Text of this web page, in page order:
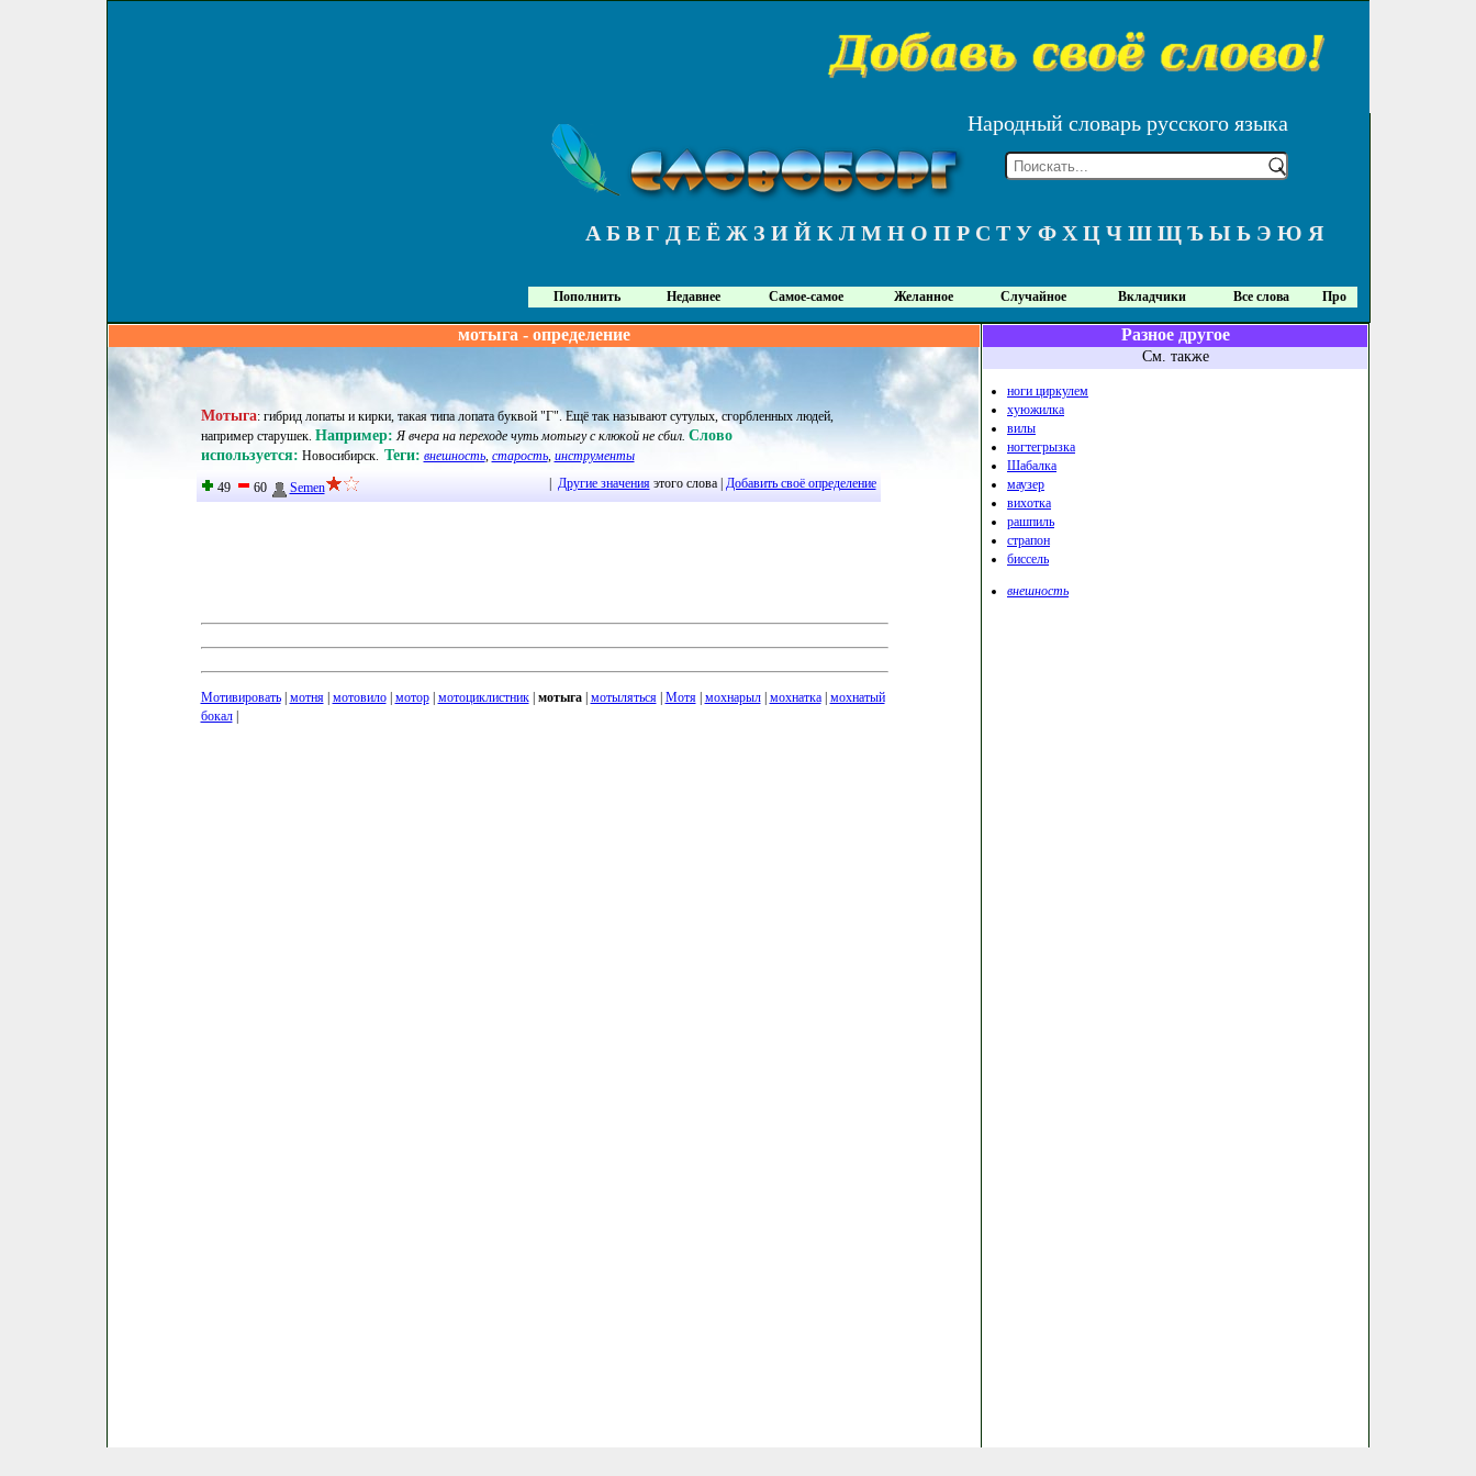
Народный словарь русского языка
А Б В Г Д Е Ё Ж З И Й К Л М Н О П Р С Т У Ф Х Ц Ч Ш Щ Ъ Ы Ь Э Ю Я
Пополнить Недавнее Самое-самое Желанное Случайное Вкладчики Все слова Про
мотыга - определение
Мотыга: гибрид лопаты и кирки, такая типа лопата буквой "Г". Ещё так называют сутулых, сгорбленных людей,
например старушек. Например: Я вчера на переходе чуть мотыгу с клюкой не сбил. Слово
используется: Новосибирск. Теги: внешность, старость, инструменты
49 60 Semen Другие значенияэтого слова | Добавить своё определение
Мотивировать| мотня| мотовило| мотор| мотоциклистник| мотыга| мотыляться| Мотя| мохнарыл| мохнатка| мохнатый
бокал|
Разное другое
См. также
ноги циркулем
хуюжилка
вилы
ногтегрызка
Шабалка
маузер
вихотка
рашпиль
страпон
биссель
внешность